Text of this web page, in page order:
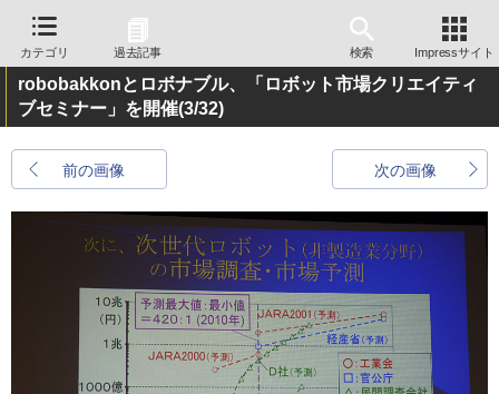
カテゴリ 過去記事 検索 Impressサイト
robobakkonとロボナブル、「ロボット市場クリエイティ
ブセミナー」を開催(3/32)
前の画像 次の画像